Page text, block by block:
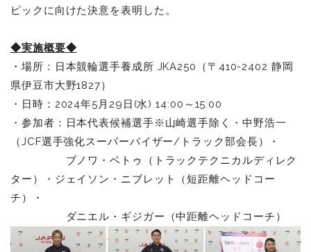
ピックに向けた決意を表明した。
◆実施概要◆
・場所：日本競輪選手養成所 JKA250（〒410-2402 静岡
県伊豆市大野1827）
・日時：2024年5月29日(水) 14:00～15:00
・参加者：日本代表候補選手※山崎選手除く・中野浩一
（JCF選手強化スーパーバイザー/トラック部会長）・
ブノワ・ベトゥ（トラックテクニカルディレク
ター）・ジェイソン・ニブレット（短距離ヘッドコー
チ）・
ダニエル・ギジガー（中距離ヘッドコーチ）